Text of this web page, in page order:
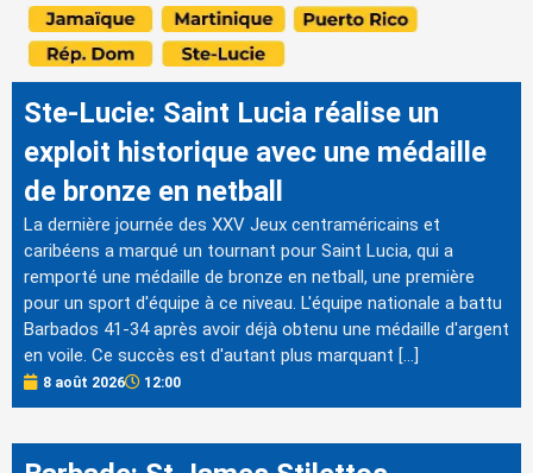
Ste-Lucie: Saint Lucia réalise un
exploit historique avec une médaille
de bronze en netball
La dernière journée des XXV Jeux centraméricains et
caribéens a marqué un tournant pour Saint Lucia, qui a
remporté une médaille de bronze en netball, une première
pour un sport d'équipe à ce niveau. L'équipe nationale a battu
Barbados 41-34 après avoir déjà obtenu une médaille d'argent
en voile. Ce succès est d'autant plus marquant […]
8 août 2026 12:00